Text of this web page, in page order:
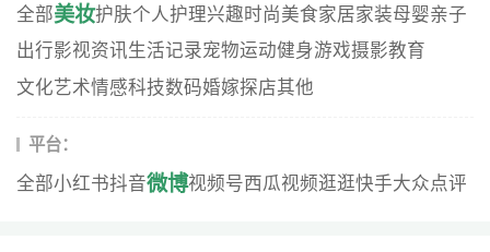
全部美妆护肤个人护理兴趣时尚美食家居家装母婴亲子
出行影视资讯生活记录宠物运动健身游戏摄影教育
文化艺术情感科技数码婚嫁探店其他
平台：
全部小红书抖音微博视频号西瓜视频逛逛快手大众点评